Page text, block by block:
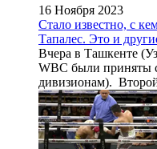
16 Ноября 2023
Стало известно, с
Тапалес. Это и
Вчера в Ташкенте
WBC были приняты
дивизионам).